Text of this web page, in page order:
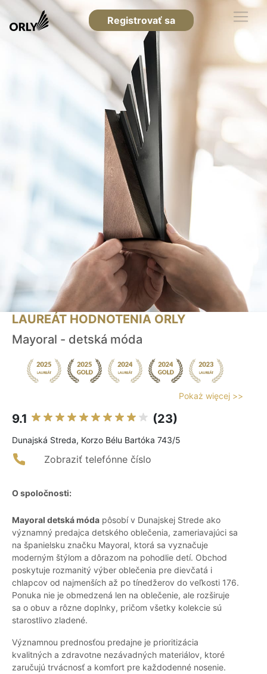
Registrovať sa
LAUREÁT HODNOTENIA ORLY
Mayoral - detská móda
Pokaż więcej >>
9.1 (23)
Dunajská Streda, Korzo Bélu Bartóka 743/5
Zobraziť telefónne číslo
O spoločnosti:
Mayoral detská móda pôsobí v Dunajskej Strede ako
významný predajca detského oblečenia, zameriavajúci sa
na španielsku značku Mayoral, ktorá sa vyznačuje
moderným štýlom a dôrazom na pohodlie detí. Obchod
poskytuje rozmanitý výber oblečenia pre dievčatá i
chlapcov od najmenších až po tínedžerov do veľkosti 176.
Ponuka nie je obmedzená len na oblečenie, ale rozširuje
sa o obuv a rôzne doplnky, pričom všetky kolekcie sú
starostlivo zladené.
Významnou prednosťou predajne je prioritizácia
kvalitných a zdravotne nezávadných materiálov, ktoré
zaručujú trvácnosť a komfort pre každodenné nosenie.